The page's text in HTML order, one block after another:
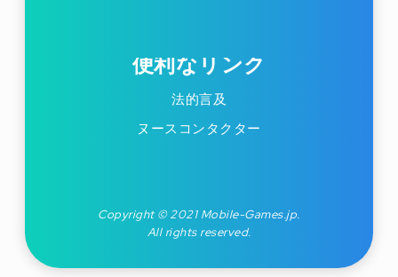
便利なリンク
法的言及
ヌースコンタクター
Copyright © 2021 Mobile-Games.jp.
All rights reserved.